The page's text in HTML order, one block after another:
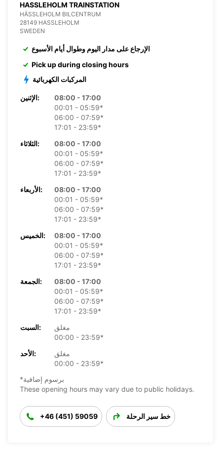
HASSLEHOLM TRAINSTATION
HÄSSLEHOLM BILCENTRUM
28149 HASSLEHOLM
SWEDEN
الإرجاع على مدار اليوم وطوال أيام الأسبوع
Pick up during closing hours
المركبات الكهربائية
الإثنين:
08:00 - 17:00
00:01 - 05:59*
06:00 - 07:59*
17:01 - 23:59*
الثلاثاء:
08:00 - 17:00
00:01 - 05:59*
06:00 - 07:59*
17:01 - 23:59*
الأربعاء:
08:00 - 17:00
00:01 - 05:59*
06:00 - 07:59*
17:01 - 23:59*
الخميس:
08:00 - 17:00
00:01 - 05:59*
06:00 - 07:59*
17:01 - 23:59*
الجمعة:
08:00 - 17:00
00:01 - 05:59*
06:00 - 07:59*
17:01 - 23:59*
السبت:
مغلق
00:00 - 23:59*
الأحد:
مغلق
00:00 - 23:59*
*برسوم إضافية
These opening hours may vary due to public holidays.
+46 (451) 59059 خط سير الرحلة